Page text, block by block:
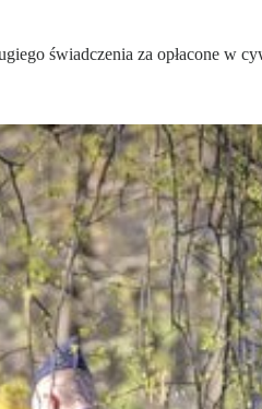
świadczenia za opłacone w